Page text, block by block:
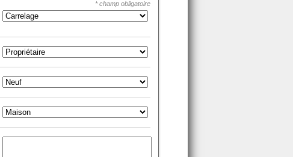
* champ obligatoire